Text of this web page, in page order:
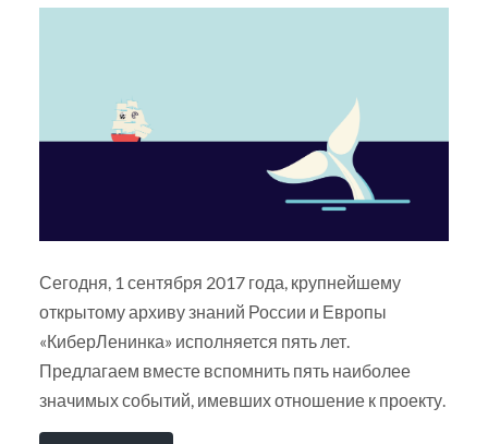
Сегодня, 1 сентября 2017 года, крупнейшему
открытому архиву знаний России и Европы
«КиберЛенинка» исполняется пять лет.
Предлагаем вместе вспомнить пять наиболее
значимых событий, имевших отношение к проекту.